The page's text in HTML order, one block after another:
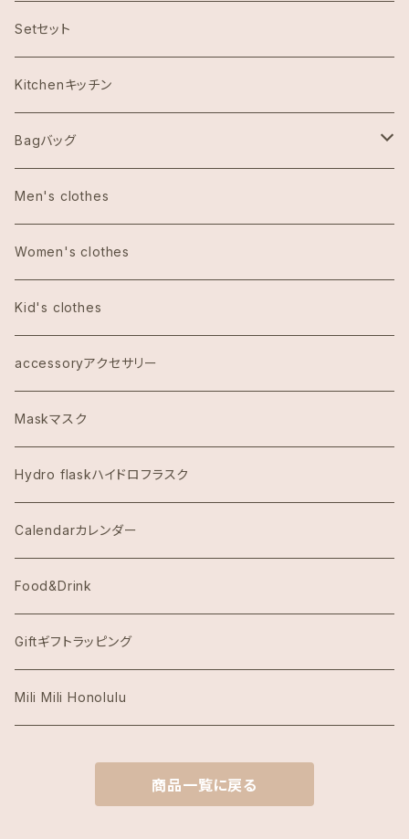
ハワイ限定スヌーピー
Abercrombie & Fitch アバクロンビー
Aulani Disneyアウラニディズニー
Anthoropologieアンソロポロジー
Bath&Body Worksバス＆ボディワークス
Calvin Klein カルバンクライン
COACHコーチ
Dawn to Earth ダウントゥーアース
Dean & DeLuca ディーンアンドデルーカ
Eggs's Things エッグスンシングス
Hawaii Hotel Item
Honolulu Coffeeホノルルコーヒー
Island Slipperアイランドスリッパ
KAI COFFEE カイコーヒー
Setセット
Kitchenキッチン
Bagバッグ
tote bag トートバッグ
エコバッグ
Men's clothes
Women's clothes
Kid's clothes
accessoryアクセサリー
Maskマスク
Hydro flaskハイドロフラスク
Calendarカレンダー
Food&Drink
Giftギフトラッピング
Mili Mili Honolulu
商品一覧に戻る